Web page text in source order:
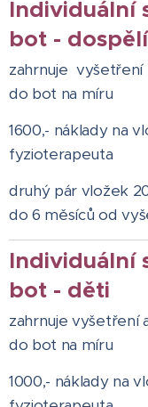
Individuální
bot - dospělí
zahrnuje
do bot na míru
1600,- náklady na
fyzioterapeuta
druhý pár vložek
do 6 měsíců od
Individuální
bot - děti
zahrnuje vyšetření
do bot na míru
1000,- náklady na